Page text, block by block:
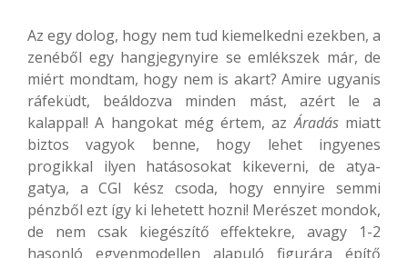
Az egy dolog, hogy nem tud kiemelkedni ezekben, a
zenéből egy hangjegynyire se emlékszek már, de
miért mondtam, hogy nem is akart? Amire ugyanis
ráfeküdt, beáldozva minden mást, azért le a
kalappal! A hangokat még értem, azÁradásmiatt
biztos vagyok benne, hogy lehet ingyenes
progikkal ilyen hatásosokat kikeverni, de atya-
gatya, a CGI kész csoda, hogy ennyire semmi
pénzből ezt így ki lehetett hozni! Merészet mondok,
de nem csak kiegészítő effektekre, avagy 1-2
hasonló egyenmodellen alapuló figurára építő